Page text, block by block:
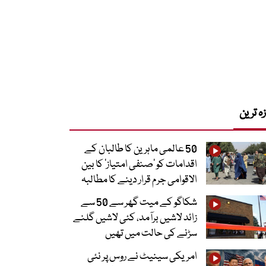
ترین
50 عالمی ماہرین کا طالبان کے
اقدامات کو ’صنفی امتیاز‘ کا بین
الاقوامی جرم قرار دینے کا مطالبہ
شکاگو کے میت گھر سے 50 سے
زائد لاشیں برآمد، کئی لاشیں گلنے
سڑنے کی حالت میں تھیں
امریکی سینیٹ نے روس پر نئی